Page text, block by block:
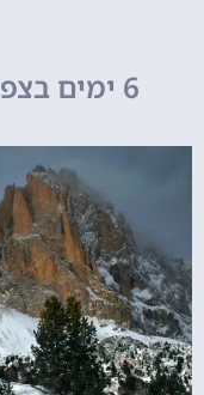
6 ימים בצפון איטליה מסלול טיול